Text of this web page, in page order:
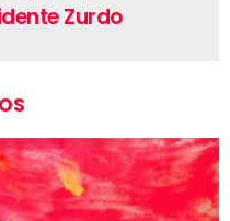
Zurdo